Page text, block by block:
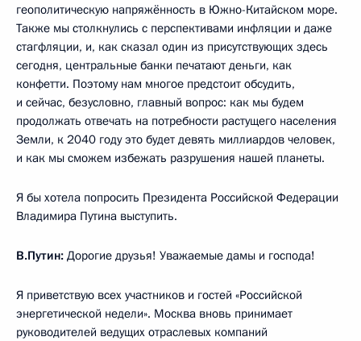
геополитическую напряжённость в Южно-Китайском море.
Также мы столкнулись с перспективами инфляции и даже
стагфляции, и, как сказал один из присутствующих здесь
сегодня, центральные банки печатают деньги, как
конфетти. Поэтому нам многое предстоит обсудить,
и сейчас, безусловно, главный вопрос: как мы будем
продолжать отвечать на потребности растущего населения
Земли, к 2040 году это будет девять миллиардов человек,
и как мы сможем избежать разрушения нашей планеты.
Я бы хотела попросить Президента Российской Федерации
Владимира Путина выступить.
В.Путин: Дорогие друзья! Уважаемые дамы и господа!
Я приветствую всех участников и гостей «Российской
энергетической недели». Москва вновь принимает
руководителей ведущих отраслевых компаний